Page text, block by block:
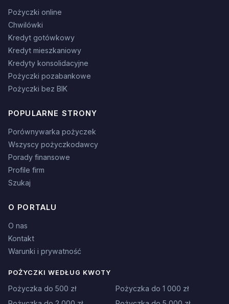
Pożyczki online
Chwilówki
Kredyt gotówkowy
Kredyt mieszkaniowy
Kredyty konsolidacyjne
Pożyczki pozabankowe
Pożyczki bez BIK
POPULARNE STRONY
Porównywarka pożyczek
Wszyscy pożyczkodawcy
Porady finansowe
Profile firm
Szukaj
O PORTALU
O nas
Kontakt
Warunki i prywatność
POŻYCZKI WEDŁUG KWOTY
Pożyczka do 500 zł
Pożyczka do 1 000 zł